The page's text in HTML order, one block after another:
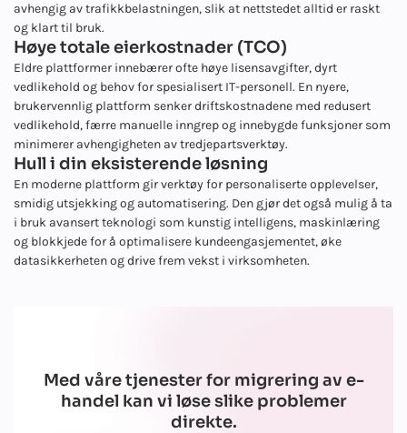
avhengig av trafikkbelastningen, slik at nettstedet alltid er raskt
og klart til bruk.
Høye totale eierkostnader (TCO)
Eldre plattformer innebærer ofte høye lisensavgifter, dyrt
vedlikehold og behov for spesialisert IT-personell. En nyere,
brukervennlig plattform senker driftskostnadene med redusert
vedlikehold, færre manuelle inngrep og innebygde funksjoner som
minimerer avhengigheten av tredjepartsverktøy.
Hull i din eksisterende løsning
En moderne plattform gir verktøy for personaliserte opplevelser,
smidig utsjekking og automatisering. Den gjør det også mulig å ta
i bruk avansert teknologi som kunstig intelligens, maskinlæring
og blokkjede for å optimalisere kundeengasjementet, øke
datasikkerheten og drive frem vekst i virksomheten.
Med våre tjenester for migrering av e-
handel kan vi løse slike problemer
direkte.